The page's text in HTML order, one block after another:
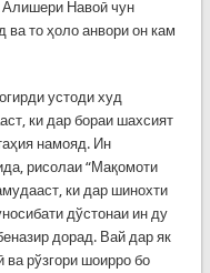
Навоӣ чун
то ҳоло анвори он кам
устоди худ
ки дар бораи шахсият
намояд. Ин
рисолаи “Мақомоти
ки дар шинохти
дўстонаи ин ду
дорад. Вай дар як
ва рўзгори шоирро бо